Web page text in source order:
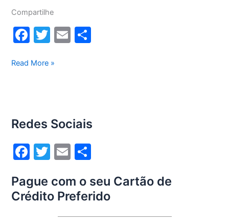
Compartilhe
F
c
o
o
k
T
itt
E
Assistência
Lg
São
Paulo
Read More »
Redes Sociais
F
c
e
T
itt
er
E
ai
l
ar
e
Pague com o seu Cartão de
Crédito Preferido